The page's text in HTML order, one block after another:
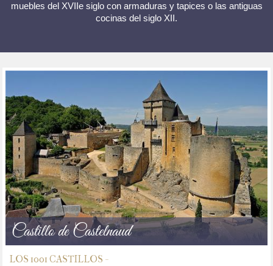
muebles del XVIIe siglo con armaduras y tapices o las antiguas
cocinas del siglo XII.
Castillo de Castelnaud
LOS 1001 CASTILLOS -